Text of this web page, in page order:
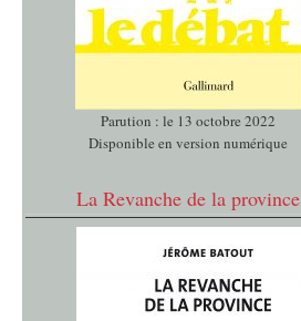
Parution : le 13 octobre 2022
Disponible en version numérique
La Revanche de la province